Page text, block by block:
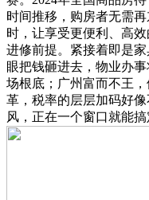
时间推移，购房者无需
时，让享受更便利、高
进修前提。紧接着即是
眼把钱砸进去，物业办
场根底；广州富而不王
革，税率的层层加码好
风，正在一个窗口就能搞